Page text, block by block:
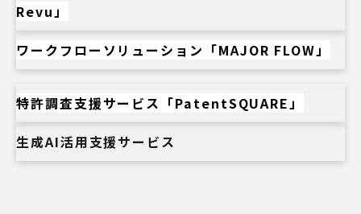
Revu」
ワークフローソリューション「MAJOR FLOW」
特許調査支援サービス「PatentSQUARE」
生成AI活用支援サービス